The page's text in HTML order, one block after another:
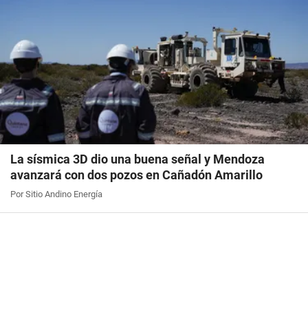
La sísmica 3D dio una buena señal y Mendoza
avanzará con dos pozos en Cañadón Amarillo
Por Sitio Andino Energía